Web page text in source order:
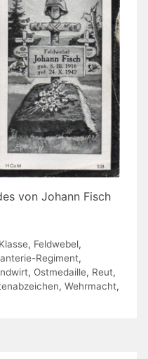
von Johann Fisch
, Feldwebel,
Regiment,
, Ostmedaille, Reut,
, Wehrmacht,